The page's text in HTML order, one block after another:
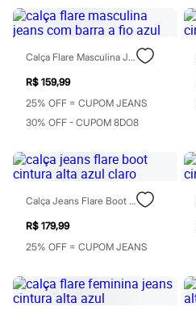
Chinelos
Rasteirinhas
Sandálias
Sapatilhas
Tênis
Marcas
City
Clock House
Mindset
Yessica
Moda esportiva
Acessórios
Blusas
Leggings
Shorts e Bermudas
Moda íntima
Calcinhas
Cintas e Modeladores
Calça Flare Masculina Jeans Com Barra A Fio Azul
R$ 159,99
25% OFF = CUPOM JEANS
30% OFF - CUPOM 8DO8
Calça Jeans Flare Boot Cintura Alta Azul Claro
R$ 179,99
25% OFF = CUPOM JEANS